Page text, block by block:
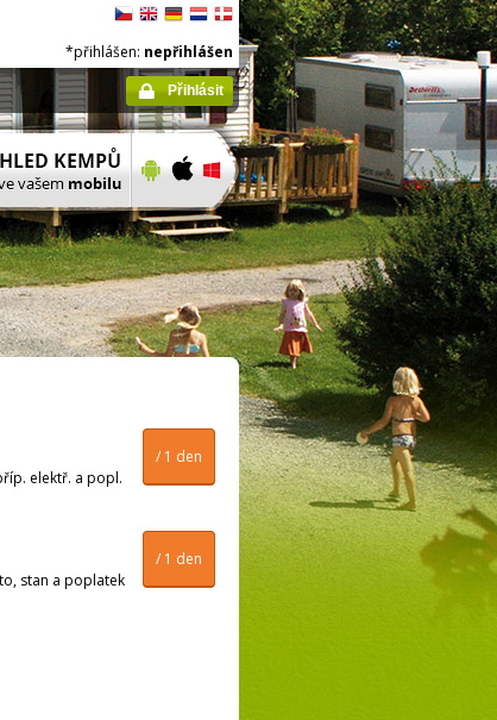
*přihlášen: nepřihlášen
Přihlásit
/ 1 den
elektř. a popl.
/ 1 den
stan a poplatek